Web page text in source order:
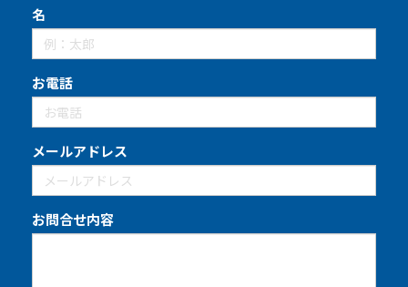
名
お電話
メールアドレス
お問合せ内容